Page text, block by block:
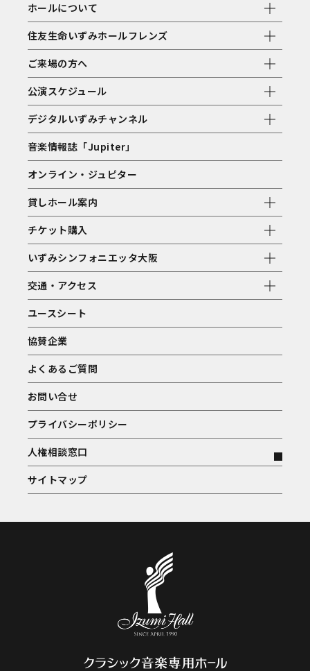
ホールについて
住友生命いずみホールフレンズ
ご来場の方へ
公演スケジュール
デジタルいずみチャンネル
音楽情報誌「Jupiter」
オンライン・ジュピター
貸しホール案内
チケット購入
いずみシンフォニエッタ大阪
交通・アクセス
ユースシート
協賛企業
よくあるご質問
お問い合せ
プライバシーポリシー
人権相談窓口
サイトマップ